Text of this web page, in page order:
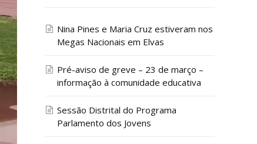
Nina Pines e Maria Cruz estiveram nos
Megas Nacionais em Elvas
Pré-aviso de greve – 23 de março –
informação à comunidade educativa
Sessão Distrital do Programa
Parlamento dos Jovens